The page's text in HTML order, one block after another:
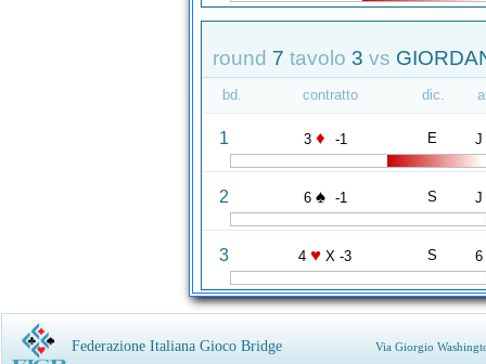
round 7 tavolo 3 vs
bd. contratto dic.
1 3 ♦ -1 E J
2 6 ♠ -1 S J
3 4 ♥ X -3 S 6
Federazione Italiana Gioco Bridge Via Giorgio